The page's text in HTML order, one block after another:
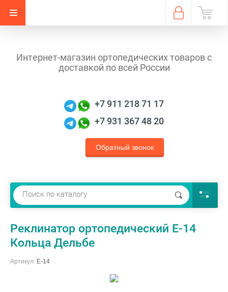
Интернет-магазин ортопедических товаров с
доставкой по всей России
+7 911 218 71 17
+7 931 367 48 20
Обратный звонок
Реклинатор ортопедический Е-14
Кольца Дельбе
Артикул: Е-14